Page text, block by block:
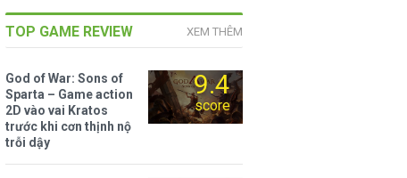
TOP GAME REVIEW XEM THÊM
9.4
score
God of War: Sons of
Sparta – Game action
2D vào vai Kratos
trước khi cơn thịnh nộ
trỗi dậy